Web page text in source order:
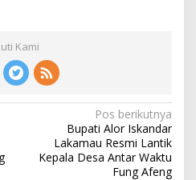
Kami
Pos berikutnya
Bupati Alor Iskandar
Lakamau Resmi Lantik
Kepala Desa Antar Waktu
Fung Afeng